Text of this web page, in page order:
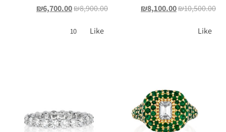
₪10,500.00
₪8,100.00
Like
₪8,900.00
₪6,700.00
Like
10